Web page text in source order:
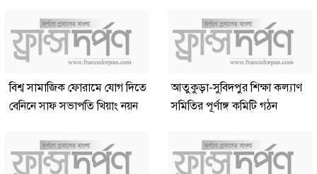
বিশ্ব সামাজিক ফোরামে যোগ দিতে
বেনিনে সাফ সভাপতি খিয়াং নয়ন
আতুকুড়া-সুবিদপুর শিক্ষা কল্যাণ
সমিতির পূর্ণাঙ্গ কমিটি গঠন